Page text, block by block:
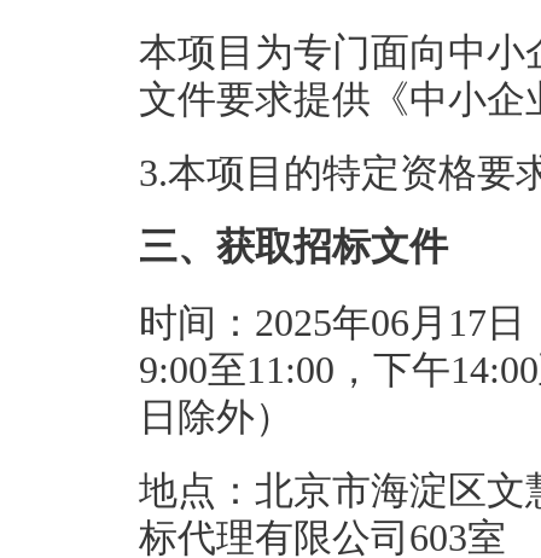
本项目为专门面向中
文件要求提供《中小企
3.本项目的特定资格要
三、获取招标文件
时间：2025年06月17
9:00至11:00，下午
日除外）
地点：北京市海淀区文
标代理有限公司603室